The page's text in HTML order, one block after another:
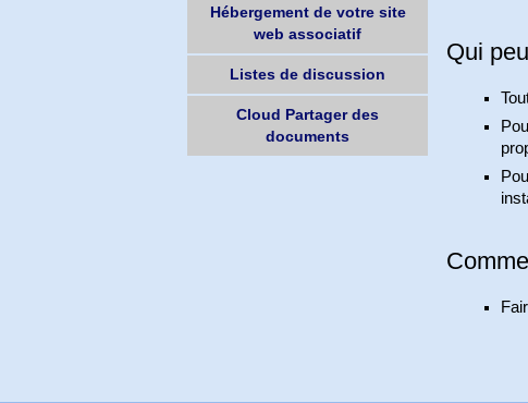
Hébergement de votre site
web associatif
Listes de discussion
Cloud Partager des
documents
Qui